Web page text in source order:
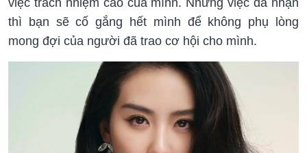
thì bạn sẽ cố gắng hết mình để không phụ lòng
mong đợi của người đã trao cơ hội cho mình.